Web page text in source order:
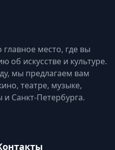
главное место, где вы
искусстве и культуре.
мы предлагаем вам
театре, музыке,
и Санкт-Петербурга.